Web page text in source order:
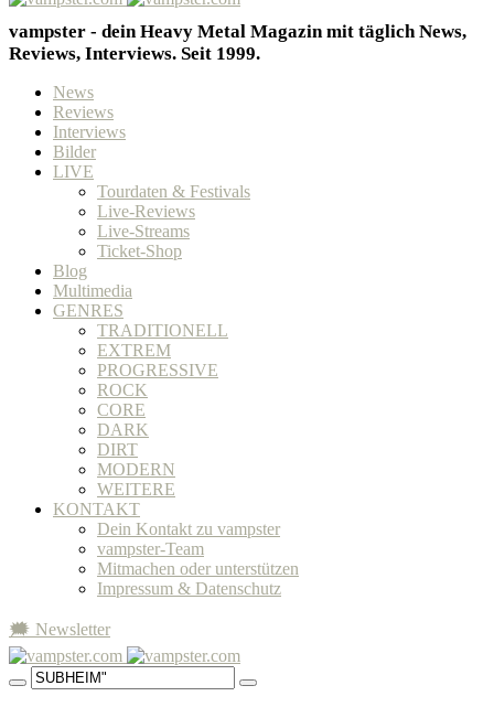
vampster - dein Heavy Metal Magazin mit täglich News,
Reviews, Interviews. Seit 1999.
News
Reviews
Interviews
Bilder
LIVE
Tourdaten & Festivals
Live-Reviews
Live-Streams
Ticket-Shop
Blog
Multimedia
GENRES
TRADITIONELL
EXTREM
PROGRESSIVE
ROCK
CORE
DARK
DIRT
MODERN
WEITERE
KONTAKT
Dein Kontakt zu vampster
vampster-Team
Mitmachen oder unterstützen
Impressum & Datenschutz
🗯 Newsletter